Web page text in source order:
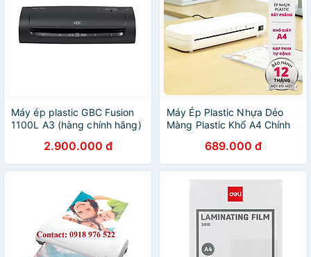
Máy ép plastic GBC Fusion
1100L A3 (hàng chính hãng)
2.900.000 đ
Máy Ép Plastic Nhựa Dẻo
Màng Plastic Khổ A4 Chính
Nhựa Dẻo, Màng Ảnh,
Poster - An Toàn Dễ Sử
Dụng - E2132 GQ402
689.000 đ